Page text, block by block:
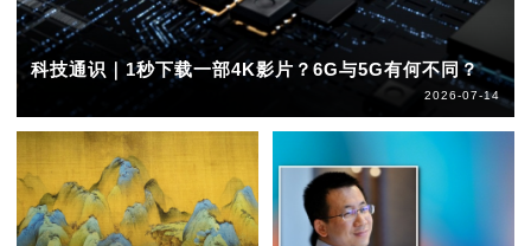
科技通识｜1秒下载一部4K影片？6G与5G有何不同？
2026-07-14